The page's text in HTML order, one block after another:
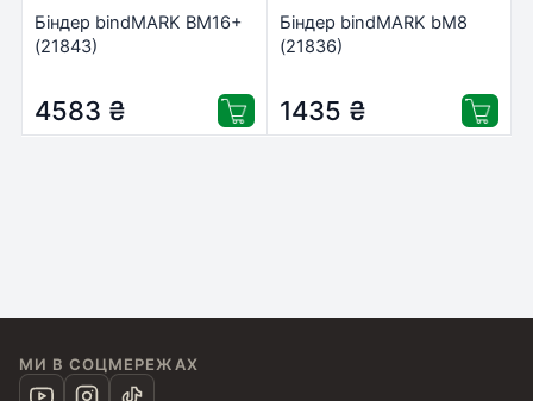
Біндер bindMARK BM16+
(21843)
4583 ₴
Біндер bindMARK bM8
(21836)
1435 ₴
МИ В СОЦМЕРЕЖАХ